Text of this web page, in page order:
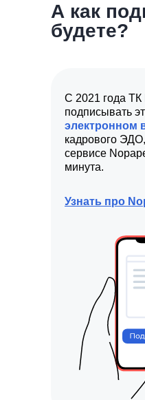
А как
будете?
С 2021 года
подписывать
электронном
кадрового
сервисе
минута.
Узнать про